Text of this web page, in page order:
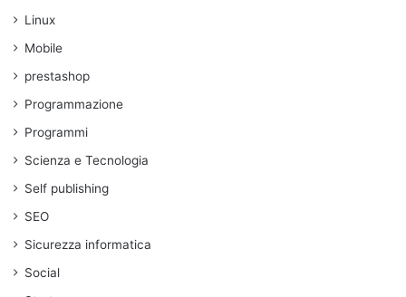
Linux
Mobile
prestashop
Programmazione
Programmi
Scienza e Tecnologia
Self publishing
SEO
Sicurezza informatica
Social